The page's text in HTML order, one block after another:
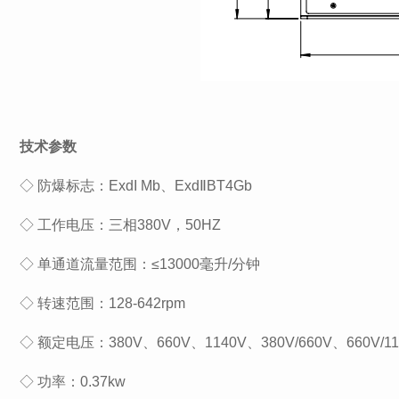
技术参数
◇ 防爆标志：ExdI Mb、ExdⅡBT4Gb
◇ 工作电压：三相380V，50HZ
◇ 单通道流量范围：≤13000毫升/分钟
◇ 转速范围：128-642rpm
◇ 额定电压：380V、660V、1140V、380V/660V、660V/
◇ 功率：0.37kw